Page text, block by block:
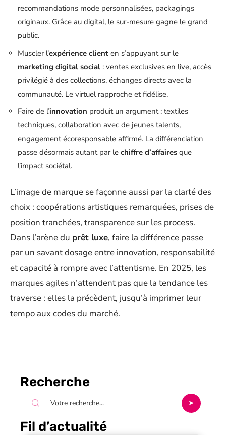
recommandations mode personnalisées, packagings
originaux. Grâce au digital, le sur-mesure gagne le grand
public.
Muscler l’expérience client en s’appuyant sur le
marketing digital social : ventes exclusives en live, accès
privilégié à des collections, échanges directs avec la
communauté. Le virtuel rapproche et fidélise.
Faire de l’innovation produit un argument : textiles
techniques, collaboration avec de jeunes talents,
engagement écoresponsable affirmé. La différenciation
passe désormais autant par le chiffre d’affaires que
l’impact sociétal.
L’image de marque se façonne aussi par la clarté des
choix : coopérations artistiques remarquées, prises de
position tranchées, transparence sur les process.
Dans l’arène du prêt luxe, faire la différence passe
par un savant dosage entre innovation, responsabilité
et capacité à rompre avec l’attentisme. En 2025, les
marques agiles n’attendent pas que la tendance les
traverse : elles la précèdent, jusqu’à imprimer leur
tempo aux codes du marché.
Recherche
Fil d’actualité